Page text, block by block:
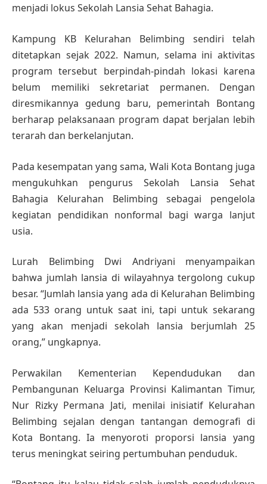
menjadi lokus Sekolah Lansia Sehat Bahagia.
Kampung KB Kelurahan Belimbing sendiri telah
ditetapkan sejak 2022. Namun, selama ini aktivitas
program tersebut berpindah-pindah lokasi karena
belum memiliki sekretariat permanen. Dengan
diresmikannya gedung baru, pemerintah Bontang
berharap pelaksanaan program dapat berjalan lebih
terarah dan berkelanjutan.
Pada kesempatan yang sama, Wali Kota Bontang juga
mengukuhkan pengurus Sekolah Lansia Sehat
Bahagia Kelurahan Belimbing sebagai pengelola
kegiatan pendidikan nonformal bagi warga lanjut
usia.
Lurah Belimbing Dwi Andriyani menyampaikan
bahwa jumlah lansia di wilayahnya tergolong cukup
besar. “Jumlah lansia yang ada di Kelurahan Belimbing
ada 533 orang untuk saat ini, tapi untuk sekarang
yang akan menjadi sekolah lansia berjumlah 25
orang,” ungkapnya.
Perwakilan Kementerian Kependudukan dan
Pembangunan Keluarga Provinsi Kalimantan Timur,
Nur Rizky Permana Jati, menilai inisiatif Kelurahan
Belimbing sejalan dengan tantangan demografi di
Kota Bontang. Ia menyoroti proporsi lansia yang
terus meningkat seiring pertumbuhan penduduk.